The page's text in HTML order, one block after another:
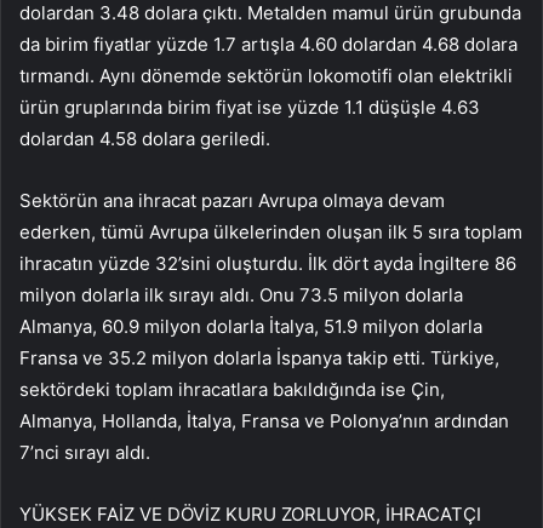
dolardan 3.48 dolara çıktı. Metalden mamul ürün grubunda
da birim fiyatlar yüzde 1.7 artışla 4.60 dolardan 4.68 dolara
tırmandı. Aynı dönemde sektörün lokomotifi olan elektrikli
ürün gruplarında birim fiyat ise yüzde 1.1 düşüşle 4.63
dolardan 4.58 dolara geriledi.
Sektörün ana ihracat pazarı Avrupa olmaya devam
ederken, tümü Avrupa ülkelerinden oluşan ilk 5 sıra toplam
ihracatın yüzde 32’sini oluşturdu. İlk dört ayda İngiltere 86
milyon dolarla ilk sırayı aldı. Onu 73.5 milyon dolarla
Almanya, 60.9 milyon dolarla İtalya, 51.9 milyon dolarla
Fransa ve 35.2 milyon dolarla İspanya takip etti. Türkiye,
sektördeki toplam ihracatlara bakıldığında ise Çin,
Almanya, Hollanda, İtalya, Fransa ve Polonya’nın ardından
7’nci sırayı aldı.
YÜKSEK FAİZ VE DÖVİZ KURU ZORLUYOR, İHRACATÇI